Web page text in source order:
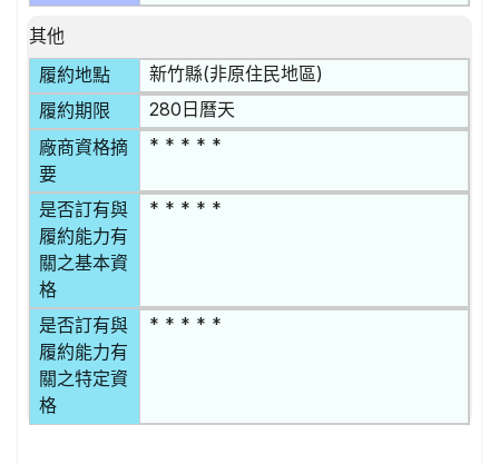
其他
履約地點
新竹縣(非原住民地區)
履約期限 280日曆天
廠商資格摘
要
* * * * *
是否訂有與
履約能力有
關之基本資
格
* * * * *
是否訂有與
履約能力有
關之特定資
格
* * * * *